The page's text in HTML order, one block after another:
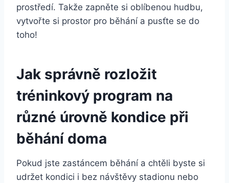
prostředí. Takže zapněte si oblíbenou hudbu,
vytvořte si prostor pro běhání a pusťte se do
toho!
Jak správně rozložit
tréninkový program na
různé úrovně kondice při
běhání doma
Pokud jste zastáncem běhání a chtěli byste si
udržet kondici i bez návštěvy stadionu nebo